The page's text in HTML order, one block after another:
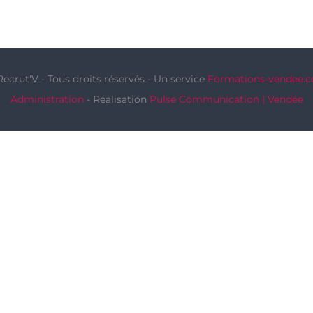
- Tous droits réservés - Un service Formations-
Administration- Réalisation Pulse Communication | Vendée